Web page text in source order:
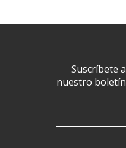
Suscríbete a
nuestro boletín